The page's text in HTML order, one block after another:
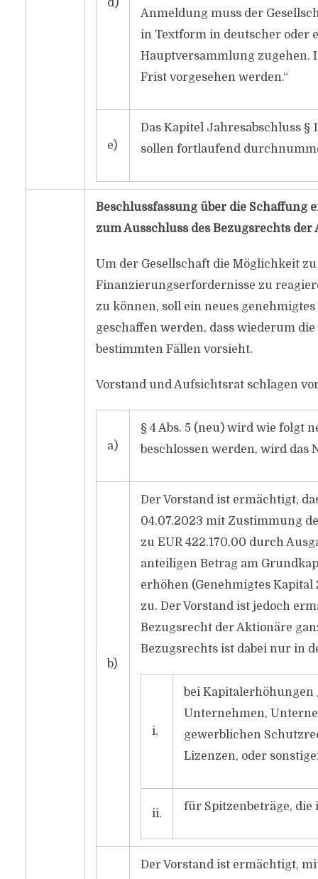
d)
Anmeldung muss der
in Textform in deutscher oder
Hauptversammlung zugehen.
Frist vorgesehen werden.“
e)
Das Kapitel Jahresabschluss
sollen fortlaufend
Beschlussfassung über die Schaffung
zum Ausschluss des Bezugsrechts
Um der Gesellschaft die Möglichkeit
Finanzierungserfordernisse zu
zu können, soll ein neues
geschaffen werden, dass wiederum
bestimmten Fällen vorsieht.
Vorstand und Aufsichtsrat schlagen
a)
§ 4 Abs. 5 (neu) wird wie folgt
beschlossen werden, wird das
b)
Der Vorstand ist ermächtigt,
04.07.2023 mit Zustimmung
zu EUR 422.170,00 durch
anteiligen Betrag am
erhöhen (Genehmigtes
zu. Der Vorstand ist jedoch
Bezugsrecht der Aktionäre
Bezugsrechts ist dabei nur in
i.
bei Kapitalerhöhungen
Unternehmen,
gewerblichen
Lizenzen, oder
ii.
für Spitzenbeträge, die
Der Vorstand ist ermächtigt,